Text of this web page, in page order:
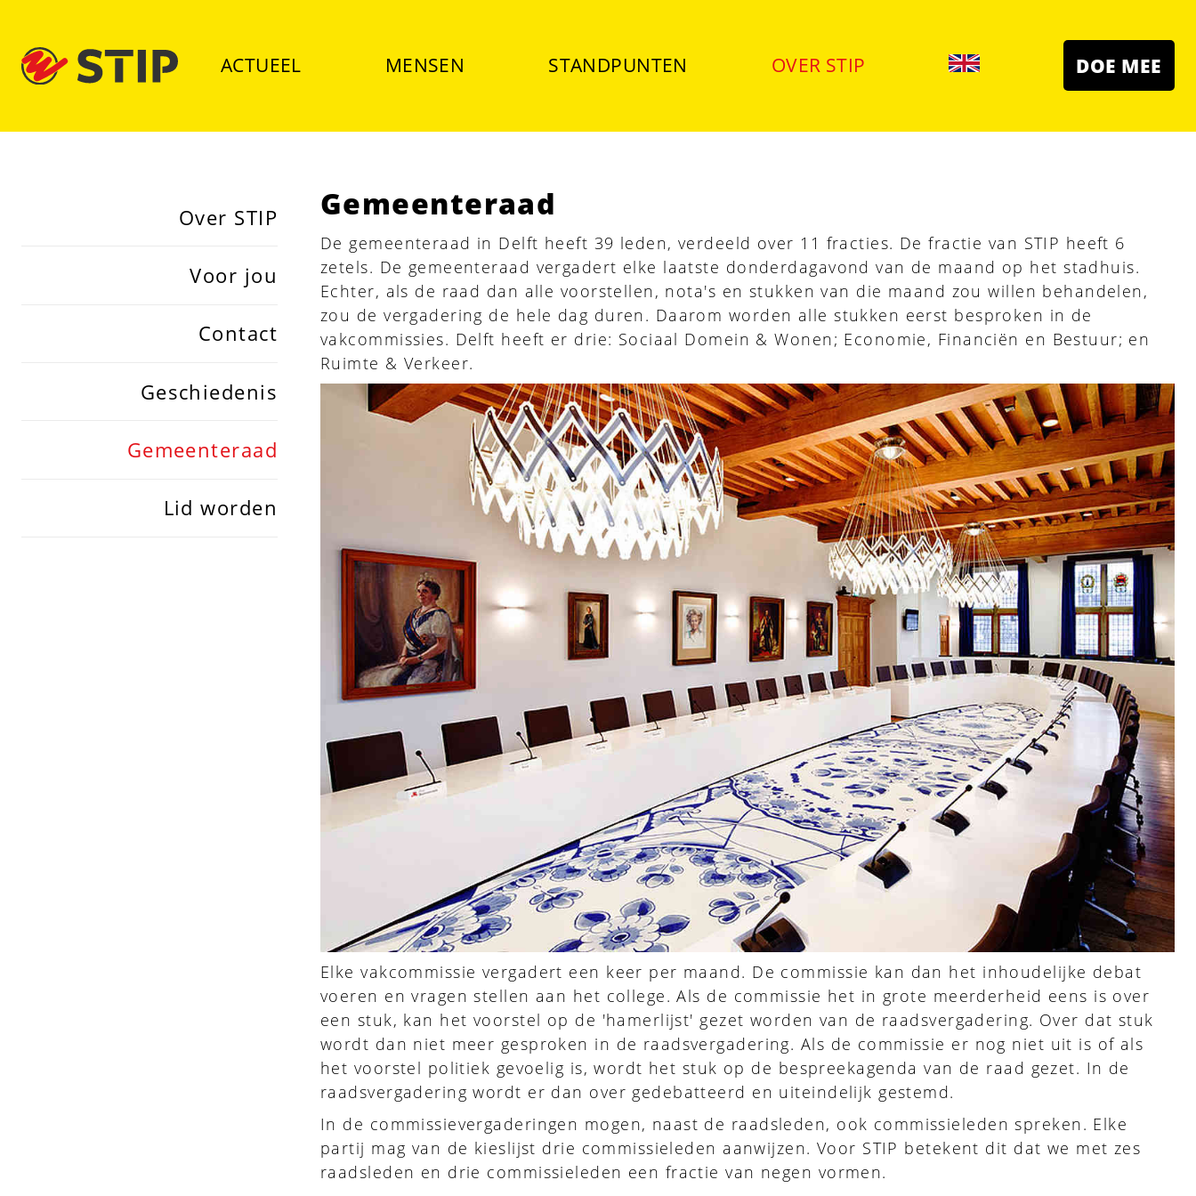
ACTUEEL MENSEN STANDPUNTEN OVER STIP DOE MEE
Over STIP
Voor jou
Contact
Geschiedenis
Gemeenteraad
Lid worden
Gemeenteraad
De gemeenteraad in Delft heeft 39 leden, verdeeld over 11 fracties. De fractie van STIP heeft 6
zetels. De gemeenteraad vergadert elke laatste donderdagavond van de maand op het stadhuis.
Echter, als de raad dan alle voorstellen, nota's en stukken van die maand zou willen behandelen,
zou de vergadering de hele dag duren. Daarom worden alle stukken eerst besproken in de
vakcommissies. Delft heeft er drie: Sociaal Domein & Wonen; Economie, Financiën en Bestuur; en
Ruimte & Verkeer.
Elke vakcommissie vergadert een keer per maand. De commissie kan dan het inhoudelijke debat
voeren en vragen stellen aan het college. Als de commissie het in grote meerderheid eens is over
een stuk, kan het voorstel op de 'hamerlijst' gezet worden van de raadsvergadering. Over dat stuk
wordt dan niet meer gesproken in de raadsvergadering. Als de commissie er nog niet uit is of als
het voorstel politiek gevoelig is, wordt het stuk op de bespreekagenda van de raad gezet. In de
raadsvergadering wordt er dan over gedebatteerd en uiteindelijk gestemd.
In de commissievergaderingen mogen, naast de raadsleden, ook commissieleden spreken. Elke
partij mag van de kieslijst drie commissieleden aanwijzen. Voor STIP betekent dit dat we met zes
raadsleden en drie commissieleden een fractie van negen vormen.